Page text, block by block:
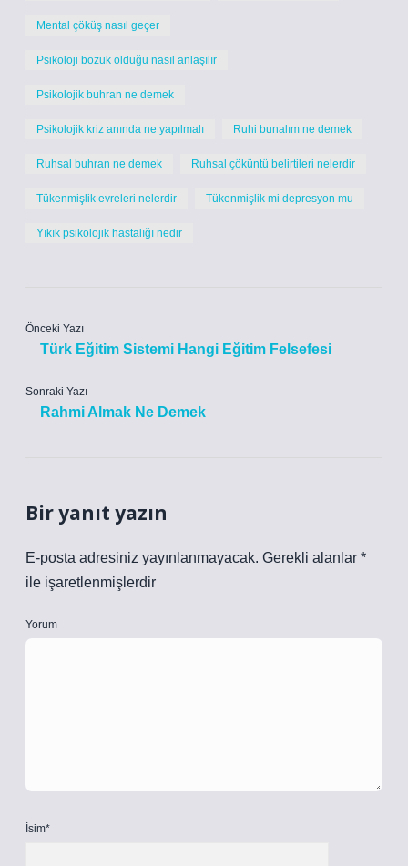
Mental çöküş nasıl geçer
Psikoloji bozuk olduğu nasıl anlaşılır
Psikolojik buhran ne demek
Psikolojik kriz anında ne yapılmalı Ruhi bunalım ne demek
Ruhsal buhran ne demek Ruhsal çöküntü belirtileri nelerdir
Tükenmişlik evreleri nelerdir Tükenmişlik mi depresyon mu
Yıkık psikolojik hastalığı nedir
Önceki Yazı
Türk Eğitim Sistemi Hangi Eğitim Felsefesi
Sonraki Yazı
Rahmi Almak Ne Demek
Bir yanıt yazın
E-posta adresiniz yayınlanmayacak. Gerekli alanlar *
ile işaretlenmişlerdir
Yorum
İsim*